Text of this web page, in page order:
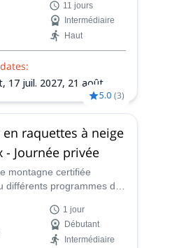
accompagnatrice en
11 jours
Intermédiaire
Haut
17 juil. 2027, 21 août
5.0 (3)
en raquettes à neige
- Journée privée
montagne certifiée
différents programmes de
et conditions physiques.
d'une journée
paysages
1 jour
Débutant
Intermédiaire